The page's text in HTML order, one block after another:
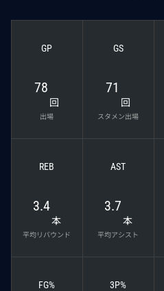
GP
78
回
出場
GS
71
回
スタメン出場
REB
3.4
本
平均リバウンド
AST
3.7
本
平均アシスト
FG% 3P%